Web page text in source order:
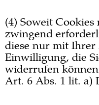
(4) Soweit Cookies
zwingend
diese nur mit
Einwilligung, die
widerrufen
Art. 6 Abs. 1 lit. a)